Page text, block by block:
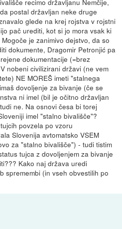
recimo državljanu Nemčije,
postal državljan neke druge
glede na krej rojstva v rojstni
pač urediti, kot si jo mora vsak ki
je zanimivo dejstvo, da so
dokumente, Dragomir Petronjić pa
dokumentacije (=brez
nobeni civilizirani državi (ne vem
NE MOREŠ imeti "stalnega
dovoljenje za bivanje (če se
ni imel (bil je očitno državljan
ne. Na osnovi česa bi torej
imel "stalno bivališče"?
povzela po vzoru
Slovenija avtomatsko VSEM
za "stalno bivališče") - tudi tistim
tujca z dovoljenjem za bivanje
Kako naj država uredi
spremembi (in vseh obvestilih po